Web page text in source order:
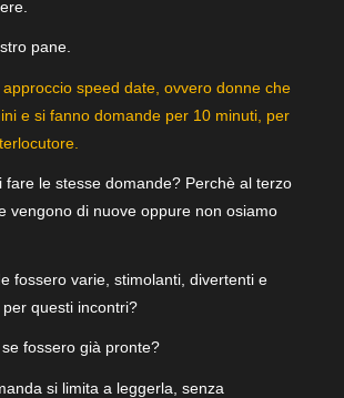
pane.
speed date, ovvero donne che
e si fanno domande per 10 minuti, per
fare le stesse domande? Perchè al terzo
vengono di nuove oppure non osiamo
fossero varie, stimolanti, divertenti e
questi incontri?
fossero già pronte?
si limita a leggerla, senza